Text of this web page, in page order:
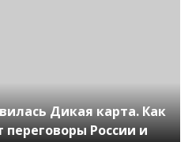
Дикая карта. Как
России и